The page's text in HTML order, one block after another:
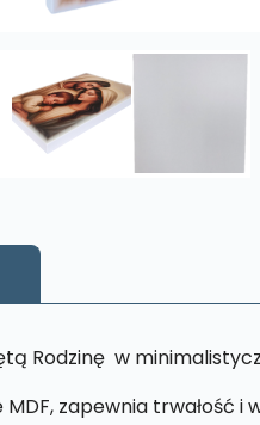
Rodzinę w
zapewnia trwałość i